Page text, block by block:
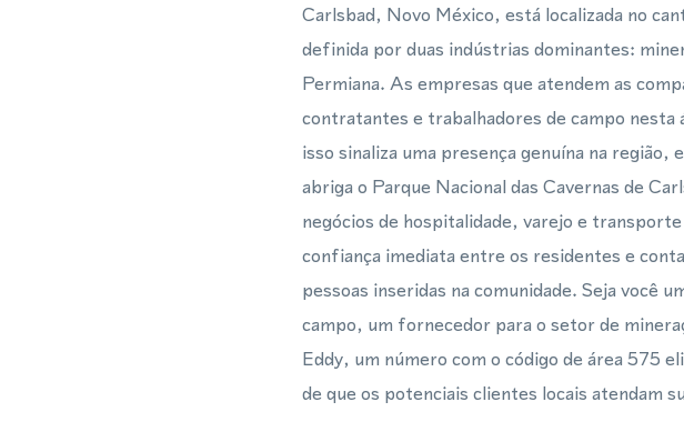
Carlsbad, Novo México, está localizada no
definida por duas indústrias dominantes:
Permiana. As empresas que atendem as
contratantes e trabalhadores de campo
isso sinaliza uma presença genuína na
abriga o Parque Nacional das Cavernas de
negócios de hospitalidade, varejo e
confiança imediata entre os residentes e
pessoas inseridas na comunidade. Seja você
campo, um fornecedor para o setor de
Eddy, um número com o código de área 575
de que os potenciais clientes locais atendam